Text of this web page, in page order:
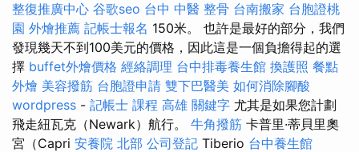
整復推廣中心 谷歌seo 台中 中醫 整骨 台南搬家 台胞證桃
園 外燴推薦 記帳士報名 150米。 也許是最好的部分，我們
發現幾天不到100美元的價格，因此這是一個負擔得起的選
擇 buffet外燴價格 經絡調理 台中排毒養生館 換護照 餐點
外燴 美容撥筋 台胞證申請 雙下巴醫美 如何消除腳酸
wordpress - 記帳士 課程 高雄 關鍵字 尤其是如果您計劃
飛走紐瓦克（Newark）航行。 牛角撥筋 卡普里·蒂貝里奧
宮（Capri 安養院 北部 公司登記 Tiberio 台中養生館